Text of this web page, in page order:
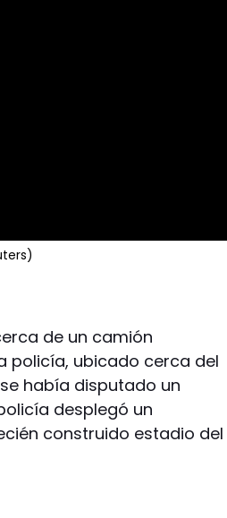
de un camión
policía, ubicado cerca del
había disputado un
desplegó un
construido estadio del